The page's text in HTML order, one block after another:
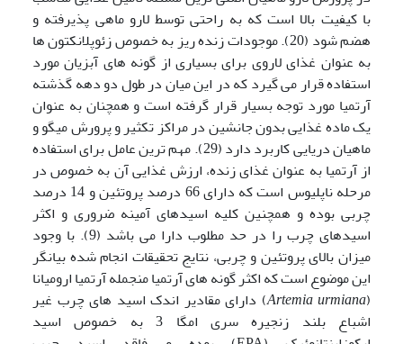
با کیفیت بالا است که به راحتی توسط لارو ماهی پذیرفته و
هضم شود (20). موجودات زنده ریز به خصوص زئوپلانکتون ها
به عنوان غذای لاروی برای بسیاری از گونه های آبزیان مورد
استفاده قرار می گیرد که در این میان در طول دو دهه گذشته
آرتمیا مورد توجه بسیار قرار گرفته است و همچنان به عنوان
یک ماده غذایی بدون جانشین در مراکز تکثیر و پرورش میگو و
ماهیان دریایی کاربرد دارد (29). مهم ترین عامل برای استفاده
از آرتمیا به عنوان غذای زنده، ارزش غذایی آن به خصوص در
مرحله ناپلیوس است که دارای 66 درصد پروتئین و 14 درصد
چربی بوده و همچنین کلیه اسیدهای آمینه ضروری و اکثر
اسیدهای چرب را در حد مطلوب دارا می باشد (9). با وجود
میزان بالای پروتئین و چربی، نتایج تحقیقات انجام شده بیانگر
این موضوع است که اکثر گونه های آرتمیا منجمله آرتمیا ارومیانا
(
Artemia urmiana) دارای مقادیر اندک اسید های چرب غیر
اشباع بلند زنجیره سری امگا 3 به خصوص اسید